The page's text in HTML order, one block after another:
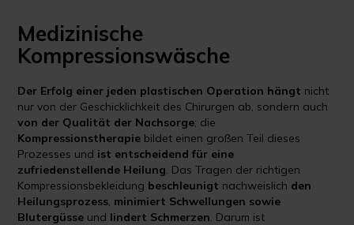
Medizinische
Kompressionswäsche
Der Erfolg einer jeden plastischen Operation hängt nicht
nur von der Geschicklichkeit des Chirurgen ab, sondern auch
von der Qualität der Nachsorge; die
Kompressionstherapie bildet einen großen Teil dieses
Prozesses und ist entscheidend für eine
zufriedenstellende Heilung. Das Tragen der richtigen
Kompressionsbekleidung beschleunigt nachweislich den
Heilungsprozess, minimiert Schwellungen sowie
Blutergüsse und lindert Schmerzen. Darum ist